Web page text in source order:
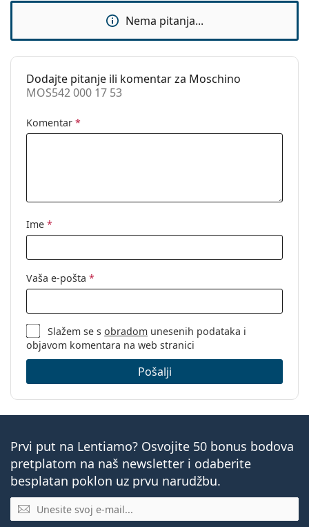
upute za uporabu.Ne
Kutijica:
Da
čišćenje:
Da
Ostalo
Spol:
Ženske
Nema pitanja...
Dodajte pitanje ili komentar za Moschino
MOS542 000 17 53
Komentar *
Ime *
Vaša e-pošta *
Slažem se sobradom unesenih podataka i
objavom komentara na web stranici
Pošalji
Prvi put na Lentiamo? Osvojite 50 bonus bodova
pretplatom na naš newsletter i odaberite
besplatan poklon uz prvu narudžbu.
E-mail